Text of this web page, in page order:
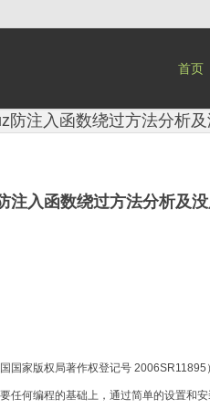
首页
防注入函数绕过方法分析
注入函数绕过方法分析及
国国家版权局著作权登记号 2006SR11895
任何编程的基础上，通过简单的设置和